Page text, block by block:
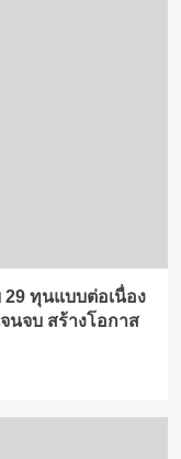
ทุนแบบต่อเนื่อง
นจบ สร้างโอกาส